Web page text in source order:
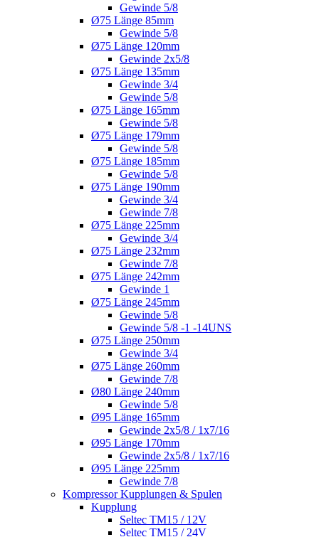
Gewinde 5/8
Ø75 Länge 85mm
Gewinde 5/8
Ø75 Länge 120mm
Gewinde 2x5/8
Ø75 Länge 135mm
Gewinde 3/4
Gewinde 5/8
Ø75 Länge 165mm
Gewinde 5/8
Ø75 Länge 179mm
Gewinde 5/8
Ø75 Länge 185mm
Gewinde 5/8
Ø75 Länge 190mm
Gewinde 3/4
Gewinde 7/8
Ø75 Länge 225mm
Gewinde 3/4
Ø75 Länge 232mm
Gewinde 7/8
Ø75 Länge 242mm
Gewinde 1
Ø75 Länge 245mm
Gewinde 5/8
Gewinde 5/8 -1 -14UNS
Ø75 Länge 250mm
Gewinde 3/4
Ø75 Länge 260mm
Gewinde 7/8
Ø80 Länge 240mm
Gewinde 5/8
Ø95 Länge 165mm
Gewinde 2x5/8 / 1x7/16
Ø95 Länge 170mm
Gewinde 2x5/8 / 1x7/16
Ø95 Länge 225mm
Gewinde 7/8
Kompressor Kupplungen & Spulen
Kupplung
Seltec TM15 / 12V
Seltec TM15 / 24V